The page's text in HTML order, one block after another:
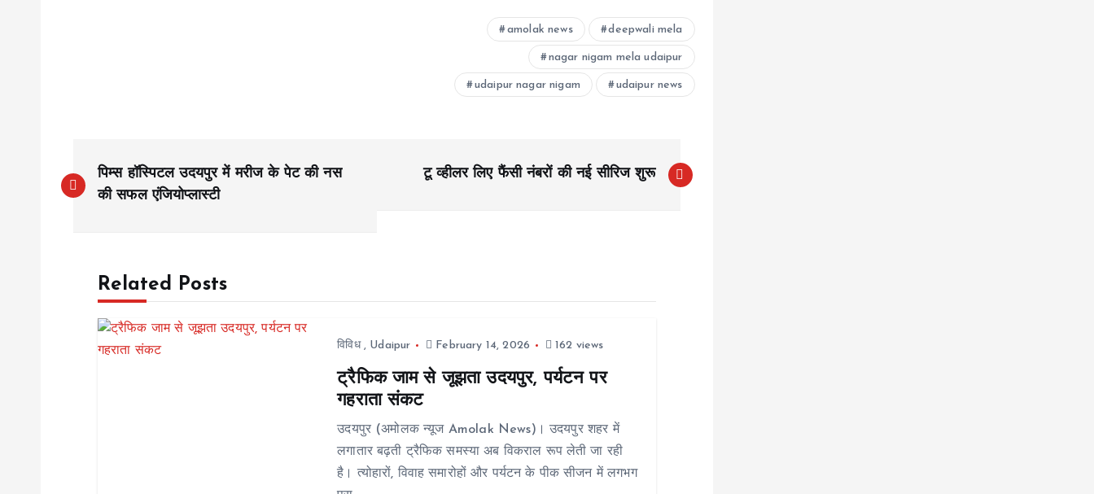
amolak news deepwali mela
nagar nigam mela udaipur
udaipur nagar nigam udaipur news
o
पिम्स हॉस्पिटल उदयपुर में मरीज के पेट की नस
की सफल एंजियोप्लास्टी
टू व्हीलर लिए फैंसी नंबरों की नई सीरिज शुरू
Related Posts
विविध, Udaipur February 14, 2026 162 views
ट्रैफिक जाम से जूझता उदयपुर, पर्यटन पर
गहराता संकट
उदयपुर (अमोलक न्यूज Amolak News)। उदयपुर शहर में
लगातार बढ़ती ट्रैफिक समस्या अब विकराल रूप लेती जा रही
है। त्योहारों, विवाह समारोहों और पर्यटन के पीक सीजन में लगभग